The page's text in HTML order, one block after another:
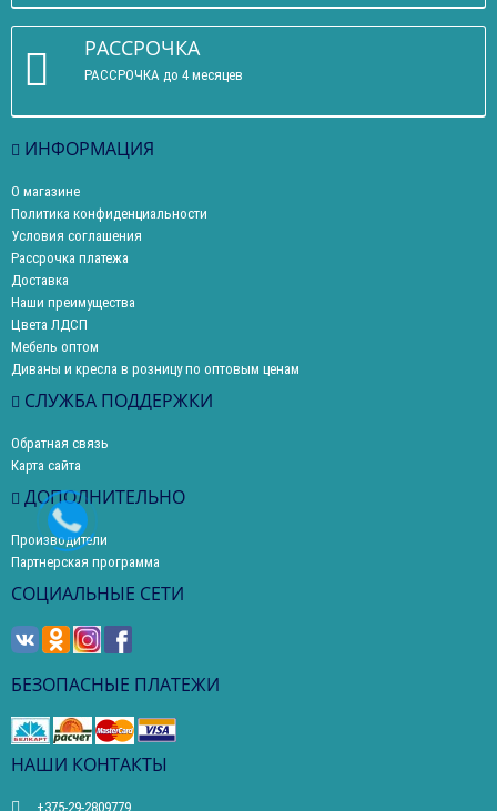
РАССРОЧКА
РАССРОЧКА до 4 месяцев
ИНФОРМАЦИЯ
О магазине
Политика конфиденциальности
Условия соглашения
Рассрочка платежа
Доставка
Наши преимущества
Цвета ЛДСП
Мебель оптом
Диваны и кресла в розницу по оптовым ценам
СЛУЖБА ПОДДЕРЖКИ
Обратная связь
Карта сайта
ДОПОЛНИТЕЛЬНО
Производители
Партнерская программа
СОЦИАЛЬНЫЕ СЕТИ
БЕЗОПАСНЫЕ ПЛАТЕЖИ
НАШИ КОНТАКТЫ
+375-29-2809779